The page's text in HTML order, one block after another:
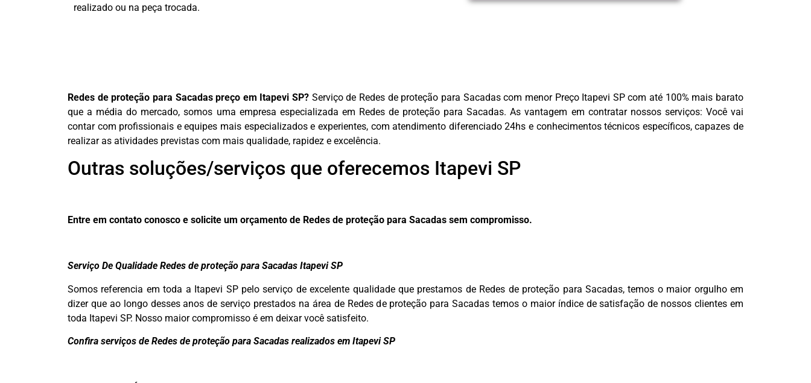
realizado ou na peça trocada.
Redes de proteção para Sacadas preço em Itapevi SP? Serviço de Redes de proteção para Sacadas com menor Preço Itapevi SP com até 100% mais barato
que a média do mercado, somos uma empresa especializada em Redes de proteção para Sacadas. As vantagem em contratar nossos serviços: Você vai
contar com profissionais e equipes mais especializados e experientes, com atendimento diferenciado 24hs e conhecimentos técnicos específicos, capazes de
realizar as atividades previstas com mais qualidade, rapidez e excelência.
Outras soluções/serviços que oferecemos Itapevi SP
Entre em contato conosco e solicite um orçamento de Redes de proteção para Sacadas sem compromisso.
Serviço De Qualidade Redes de proteção para Sacadas Itapevi SP
Somos referencia em toda a Itapevi SP pelo serviço de excelente qualidade que prestamos de Redes de proteção para Sacadas, temos o maior orgulho em
dizer que ao longo desses anos de serviço prestados na área de Redes de proteção para Sacadas temos o maior índice de satisfação de nossos clientes em
toda Itapevi SP. Nosso maior compromisso é em deixar você satisfeito.
Confira serviços de Redes de proteção para Sacadas realizados em Itapevi SP